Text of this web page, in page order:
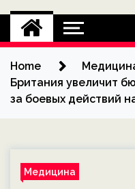
Home
Британия увеличит
за боевых действий
Медицина